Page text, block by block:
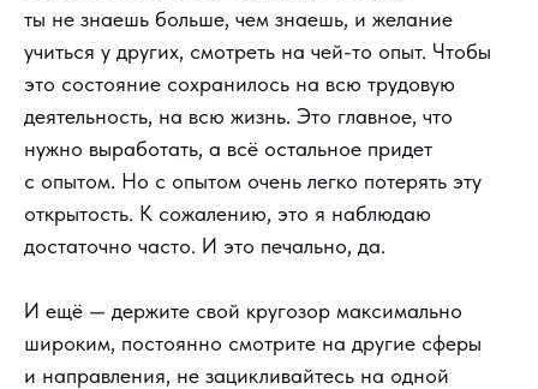
ты не знаешь больше, чем знаешь, и желание
учиться у других, смотреть на чей-то опыт. Чтобы
это состояние сохранилось на всю трудовую
деятельность, на всю жизнь. Это главное, что
нужно выработать, а всё остальное придет
с опытом. Но с опытом очень легко потерять эту
открытость. К сожалению, это я наблюдаю
достаточно часто. И это печально, да.
И ещё — держите свой кругозор максимально
широким, постоянно смотрите на другие сферы
и направления, не зацикливайтесь на одной